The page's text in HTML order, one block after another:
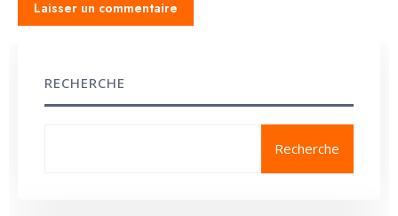
RECHERCHE
Recherche